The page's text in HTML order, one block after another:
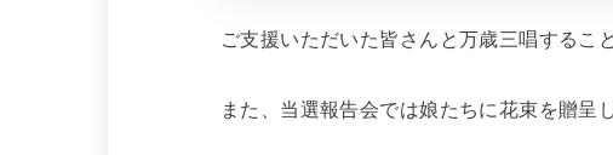
ご支援いただいた皆さんと万歳三唱するこ
また、当選報告会では娘たちに花束を贈呈